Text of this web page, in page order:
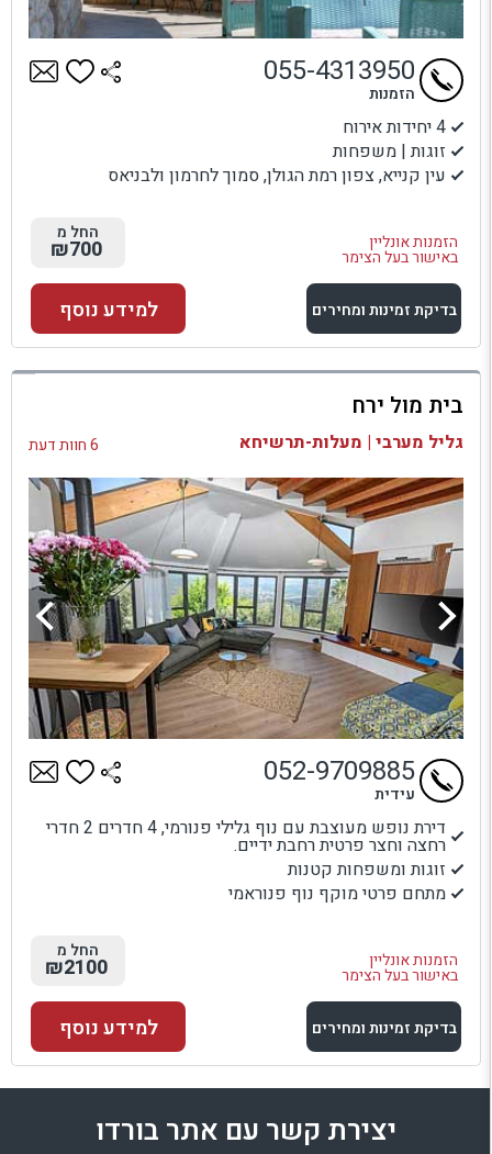
4 יחידות אירוח
זוגות | משפחות
עין קנייא, צפון רמת הגולן, סמוך לחרמון ולבניאס
הזמנות אונליין
באישור בעל הצימר
055-4313950
הזמנות
החל מ
₪700
בדיקת זמינות ומחירים
למתחם זה
בדיקת זמינות ומחירים
למידע נוסף
בית מול ירח
גליל מערבי | מעלות-תרשיחא 6 חוות דעת
דירת נופש מעוצבת עם נוף גלילי פנורמי, 4 חדרים 2 חדרי
רחצה וחצר פרטית רחבת ידיים.
זוגות ומשפחות קטנות
מתחם פרטי מוקף נוף פנוראמי
הזמנות אונליין
באישור בעל הצימר
052-9709885
עידית
החל מ
₪2100
בדיקת זמינות ומחירים
למתחם זה
בדיקת זמינות ומחירים
למידע נוסף
יצירת קשר עם אתר בורדו